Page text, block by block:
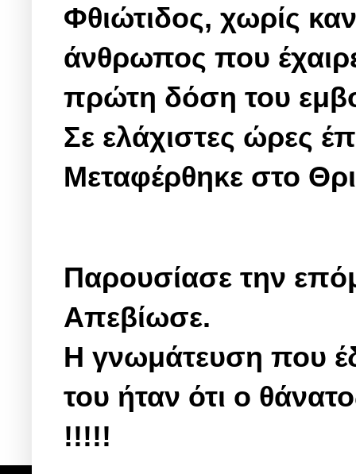
Φθιώτιδος, χωρίς
άνθρωπος που
πρώτη δόση του
Σε ελάχιστες ώρες
Μεταφέρθηκε στο
Παρουσίασε την
Απεβίωσε.
Η γνωμάτευση που
του ήταν ότι ο
!!!!!